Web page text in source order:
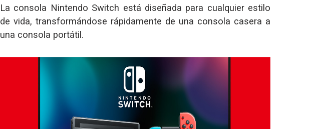
La consola Nintendo Switch está diseñada para cualquier estilo
de vida, transformándose rápidamente de una consola casera a
una consola portátil.